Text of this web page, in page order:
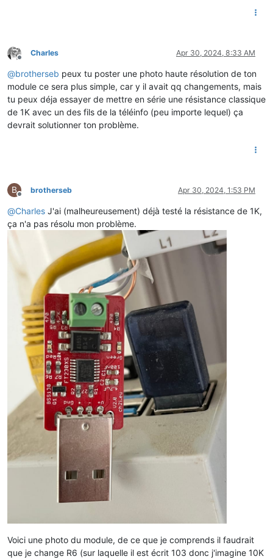
Offline
Charles Apr 30, 2024, 8:33 AM
@brotherseb peux tu poster une photo haute résolution de ton
module ce sera plus simple, car y il avait qq changements, mais
tu peux déja essayer de mettre en série une résistance classique
de 1K avec un des fils de la téléinfo (peu importe lequel) ça
devrait solutionner ton problème.
B
Offline
brotherseb Apr 30, 2024, 1:53 PM
@Charles J'ai (malheureusement) déjà testé la résistance de 1K,
ça n'a pas résolu mon problème.
Voici une photo du module, de ce que je comprends il faudrait
que je change R6 (sur laquelle il est écrit 103 donc j'imagine 10K